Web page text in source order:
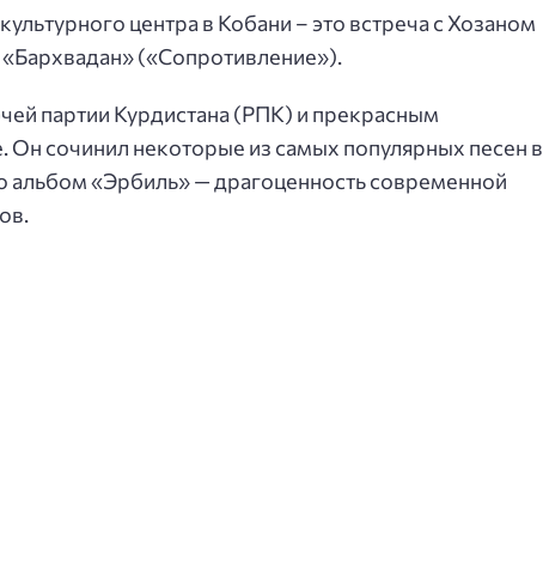
центра в Кобани – это встреча с Хозаном
(«Сопротивление»).
партии Курдистана (РПК) и прекрасным
Он сочинил некоторые из самых популярных песен в
альбом «Эрбиль» — драгоценность современной